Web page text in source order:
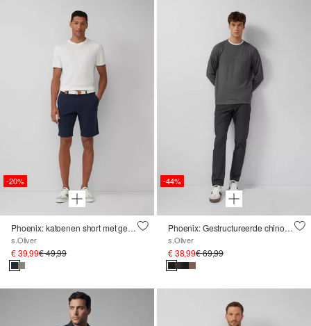
-20%
Phoenix: katoenen short met gevlochten riem
s.Oliver
€ 39,99€ 49,99
-44%
Phoenix: Gestructureerde chino's van stretchkatoen
s.Oliver
€ 38,99€ 69,99